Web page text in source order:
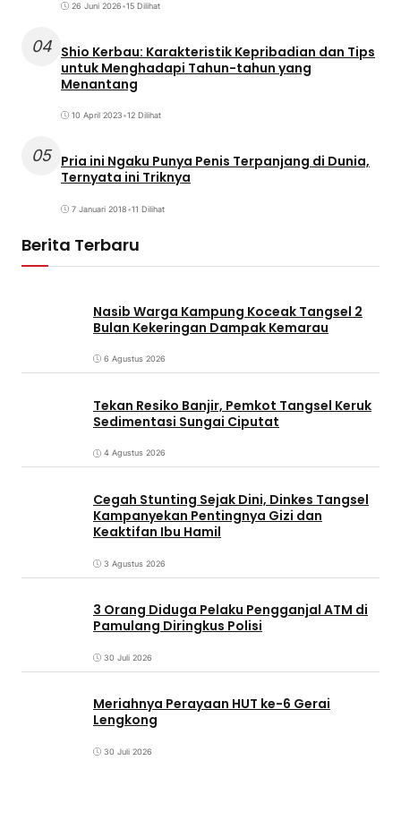
26 Juni 2026•15 Dilihat
04 Shio Kerbau: Karakteristik Kepribadian dan Tips
untuk Menghadapi Tahun-tahun yang
Menantang
10 April 2023•12 Dilihat
05 Pria ini Ngaku Punya Penis Terpanjang di Dunia,
Ternyata ini Triknya
7 Januari 2018•11 Dilihat
Berita Terbaru
Nasib Warga Kampung Koceak Tangsel 2
Bulan Kekeringan Dampak Kemarau
6 Agustus 2026
Tekan Resiko Banjir, Pemkot Tangsel Keruk
Sedimentasi Sungai Ciputat
4 Agustus 2026
Cegah Stunting Sejak Dini, Dinkes Tangsel
Kampanyekan Pentingnya Gizi dan
Keaktifan Ibu Hamil
3 Agustus 2026
3 Orang Diduga Pelaku Pengganjal ATM di
Pamulang Diringkus Polisi
30 Juli 2026
Meriahnya Perayaan HUT ke-6 Gerai
Lengkong
30 Juli 2026